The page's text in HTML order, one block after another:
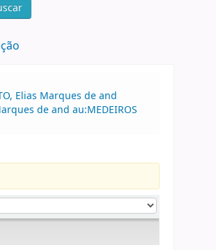
Elias Marques de and
de and au:MEDEIROS